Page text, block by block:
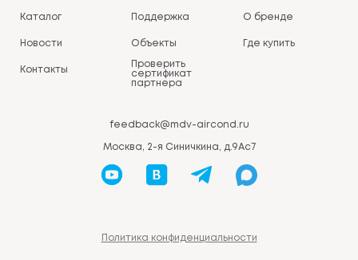
Каталог Поддержка О бренде
Новости Объекты Где купить
Контакты
Проверить
сертификат
партнера
feedback@mdv-aircond.ru
Москва, 2-я Синичкина, д.9Ас7
Политика конфиденциальности